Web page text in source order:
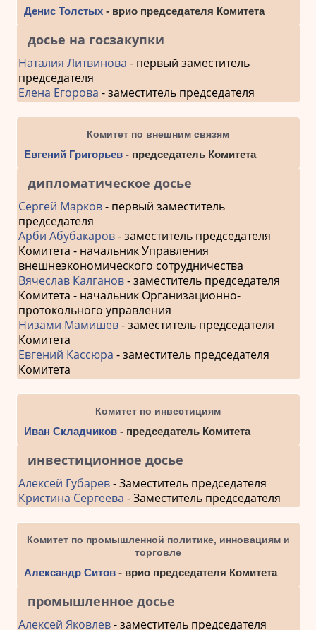
Денис Толстых- врио председателя Комитета
досье на госзакупки
Наталия Литвинова - первый заместитель
председателя
Елена Егорова - заместитель председателя
Комитет по внешним связям
Евгений Григорьев- председатель Комитета
дипломатическое досье
Сергей Марков- первый заместитель
председателя
Арби Абубакаров- заместитель председателя
Комитета - начальник Управления
внешнеэкономического сотрудничества
Вячеслав Калганов- заместитель председателя
Комитета - начальник Организационно-
протокольного управления
Низами Мамишев- заместитель председателя
Комитета
Евгений Кассюра - заместитель председателя
Комитета
Комитет по инвестициям
Иван Складчиков- председатель Комитета
инвестиционное досье
Алексей Губарев- Заместитель председателя
Кристина Сергеева - Заместитель председателя
Комитет по промышленной политике, инновациям и
торговле
Александр Ситов- врио председателя Комитета
промышленное досье
Алексей Яковлев- заместитель председателя